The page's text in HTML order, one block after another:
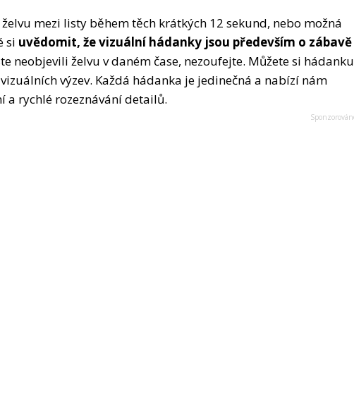
mezi listy během těch krátkých 12 sekund, nebo možná
si uvědomit, že vizuální hádanky jsou především o zábavě
neobjevili želvu v daném čase, nezoufejte. Můžete si hádanku
výzev. Každá hádanka je jedinečná a nabízí nám
a rychlé rozeznávání detailů.